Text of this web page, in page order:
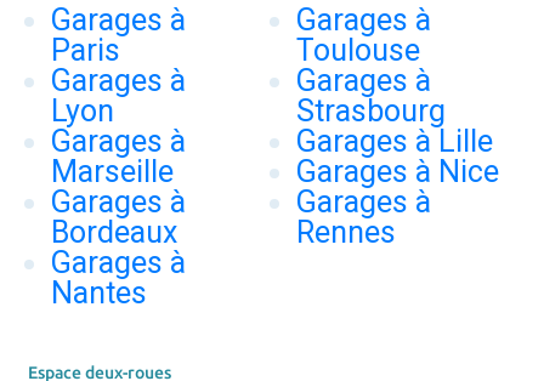
Garages à
Paris
Garages à
Lyon
Garages à
Marseille
Garages à
Bordeaux
Garages à
Nantes
Garages à
Toulouse
Garages à
Strasbourg
Garages à Lille
Garages à Nice
Garages à
Rennes
Espace deux-roues